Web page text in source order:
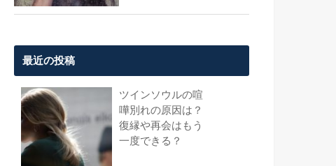
最近の投稿
ツインソウルの喧
嘩別れの原因は？
復縁や再会はもう
一度できる？